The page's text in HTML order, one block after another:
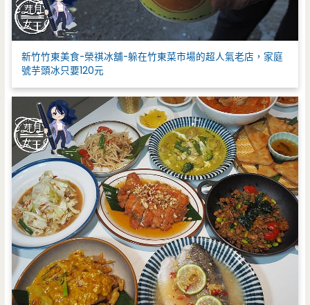
新竹竹東美食-榮祺冰舖-躲在竹東菜市場的超人氣老店，家庭
號芋頭冰只要120元